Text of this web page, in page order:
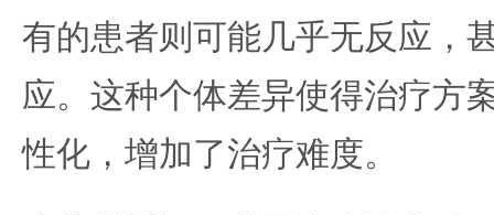
有的患者则可能几乎无反应，
应。这种个体差异使得治疗方
性化，增加了治疗难度。